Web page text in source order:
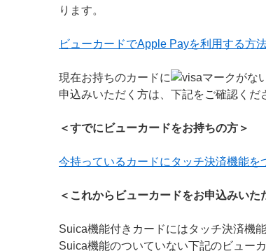
ります。
ビューカードでApple Payを利用する方
現在お持ちのカードに
マークがな
申込みいただく方は、下記をご確認くだ
＜すでにビューカードをお持ちの方＞
今持っているカードにタッチ決済機能を
＜これからビューカードをお申込みいた
Suica機能付きカードにはタッチ決済機
Suica機能のついていない下記のビュー